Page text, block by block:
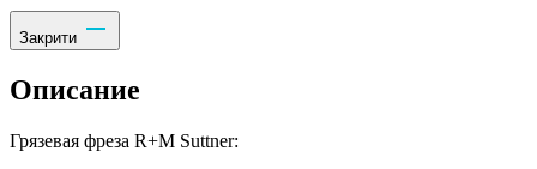
Закрити
Описание
Грязевая фреза R+M Suttner: